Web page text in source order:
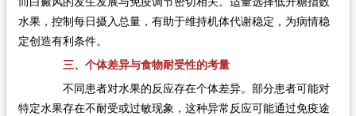
水果，控制每日摄入总量，有助于维持机体代谢稳定，为病情稳
定创造有利条件。
三、个体差异与食物耐受性的考量
不同患者对水果的反应存在个体差异。部分患者可能对
特定水果存在不耐受或过敏现象，这种异常反应可能通过免疫途